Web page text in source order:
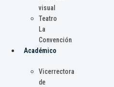
visual
Teatro
La
Convención
Académico
Vicerrectora
de